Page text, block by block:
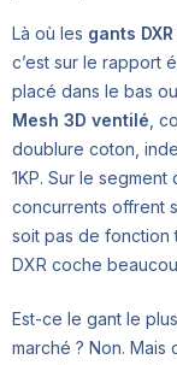
Là où les gants DXR
c’est sur le rapport
placé dans le bas
Mesh 3D ventilé ,
doublure coton,
1KP. Sur le
concurrents offrent
soit pas de fonction
DXR coche
Est-ce le gant le
marché ? Non. Mais